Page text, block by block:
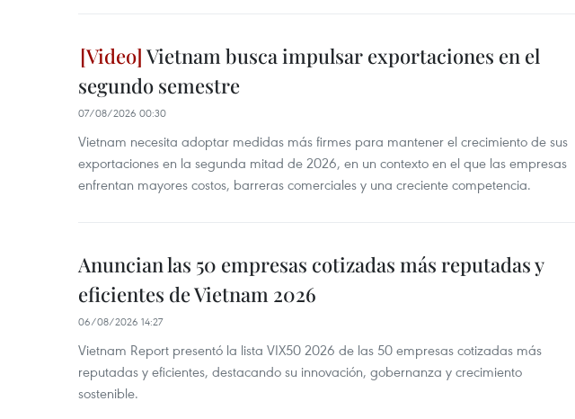
Vietnam busca impulsar exportaciones en el
segundo semestre
07/08/2026 00:30
Vietnam necesita adoptar medidas más firmes para mantener el crecimiento de sus
exportaciones en la segunda mitad de 2026, en un contexto en el que las empresas
enfrentan mayores costos, barreras comerciales y una creciente competencia.
Anuncian las 50 empresas cotizadas más reputadas y
eficientes de Vietnam 2026
06/08/2026 14:27
Vietnam Report presentó la lista VIX50 2026 de las 50 empresas cotizadas más
reputadas y eficientes, destacando su innovación, gobernanza y crecimiento
sostenible.